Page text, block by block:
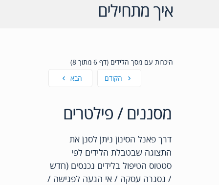
איך מתחילים
היכרות עם מסך הלידים (דף 6 מתוך 8)
הקודם
הבא
מסננים / פילטרים
דרך פאנל הסינון ניתן לסנן את
התצוגה שבטבלת הלידים לפי
סטטוס הטיפול בלידים נכנסים (חדש
/ נסגרה עסקה / אי הגעה לפגישה /